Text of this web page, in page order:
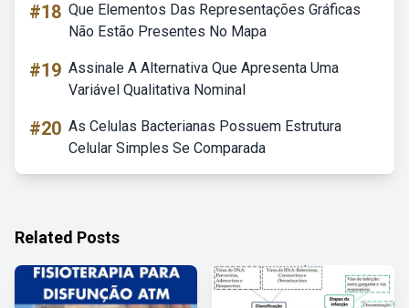
#18 Que Elementos Das Representações Gráficas
Não Estão Presentes No Mapa
#19 Assinale A Alternativa Que Apresenta Uma
Variável Qualitativa Nominal
#20 As Celulas Bacterianas Possuem Estrutura
Celular Simples Se Comparada
Related Posts